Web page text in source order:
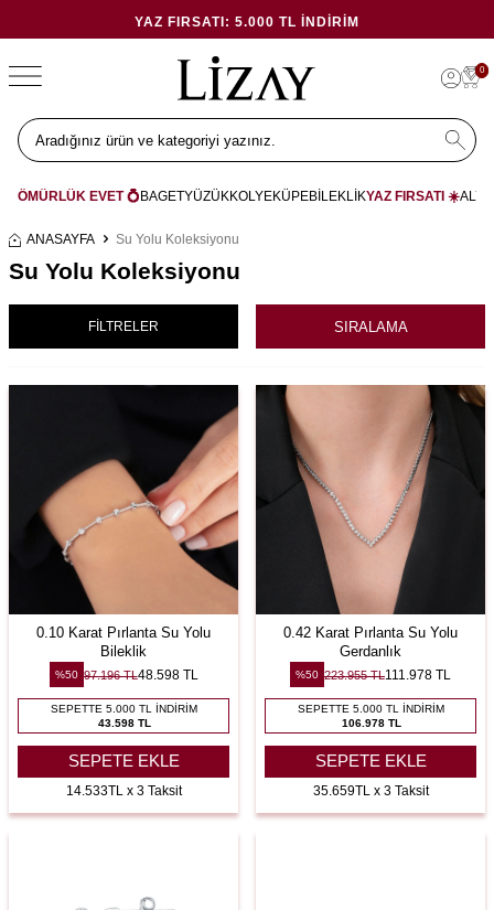
YAZ FIRSATI: 5.000 TL İNDIRIM
0
ÖMÜRLÜK EVET 💍 BAGETYÜZÜKKOLYEKÜPEBİLEKLİKYAZ FIRSATI ☀️
ANASAYFA Su Yolu Koleksiyonu
Su Yolu Koleksiyonu
FİLTRELER SIRALAMA
0.10 Karat Pırlanta Su Yolu
Bileklik
%50 97.196TL48.598TL
SEPETTE 5.000 TL İNDIRIM
43.598 TL
SEPETE EKLE
14.533TL x 3 Taksit
0.42 Karat Pırlanta Su Yolu
Gerdanlık
%50 223.955TL111.978 TL
SEPETTE 5.000 TL İNDIRIM
106.978 TL
SEPETE EKLE
35.659TL x 3 Taksit